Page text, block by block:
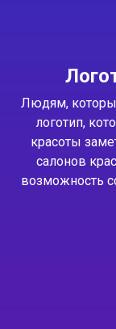
Людям,
логотип,
красоты
салонов
возможность